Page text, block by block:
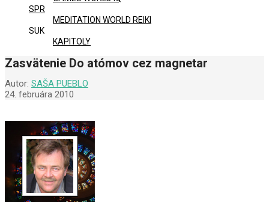
SPR
MEDITATION WORLD REIKI
SUK
KAPITOLY
Zasvätenie Do atómov cez magnetar
Autor: SAŠA PUEBLO
24. februára 2010